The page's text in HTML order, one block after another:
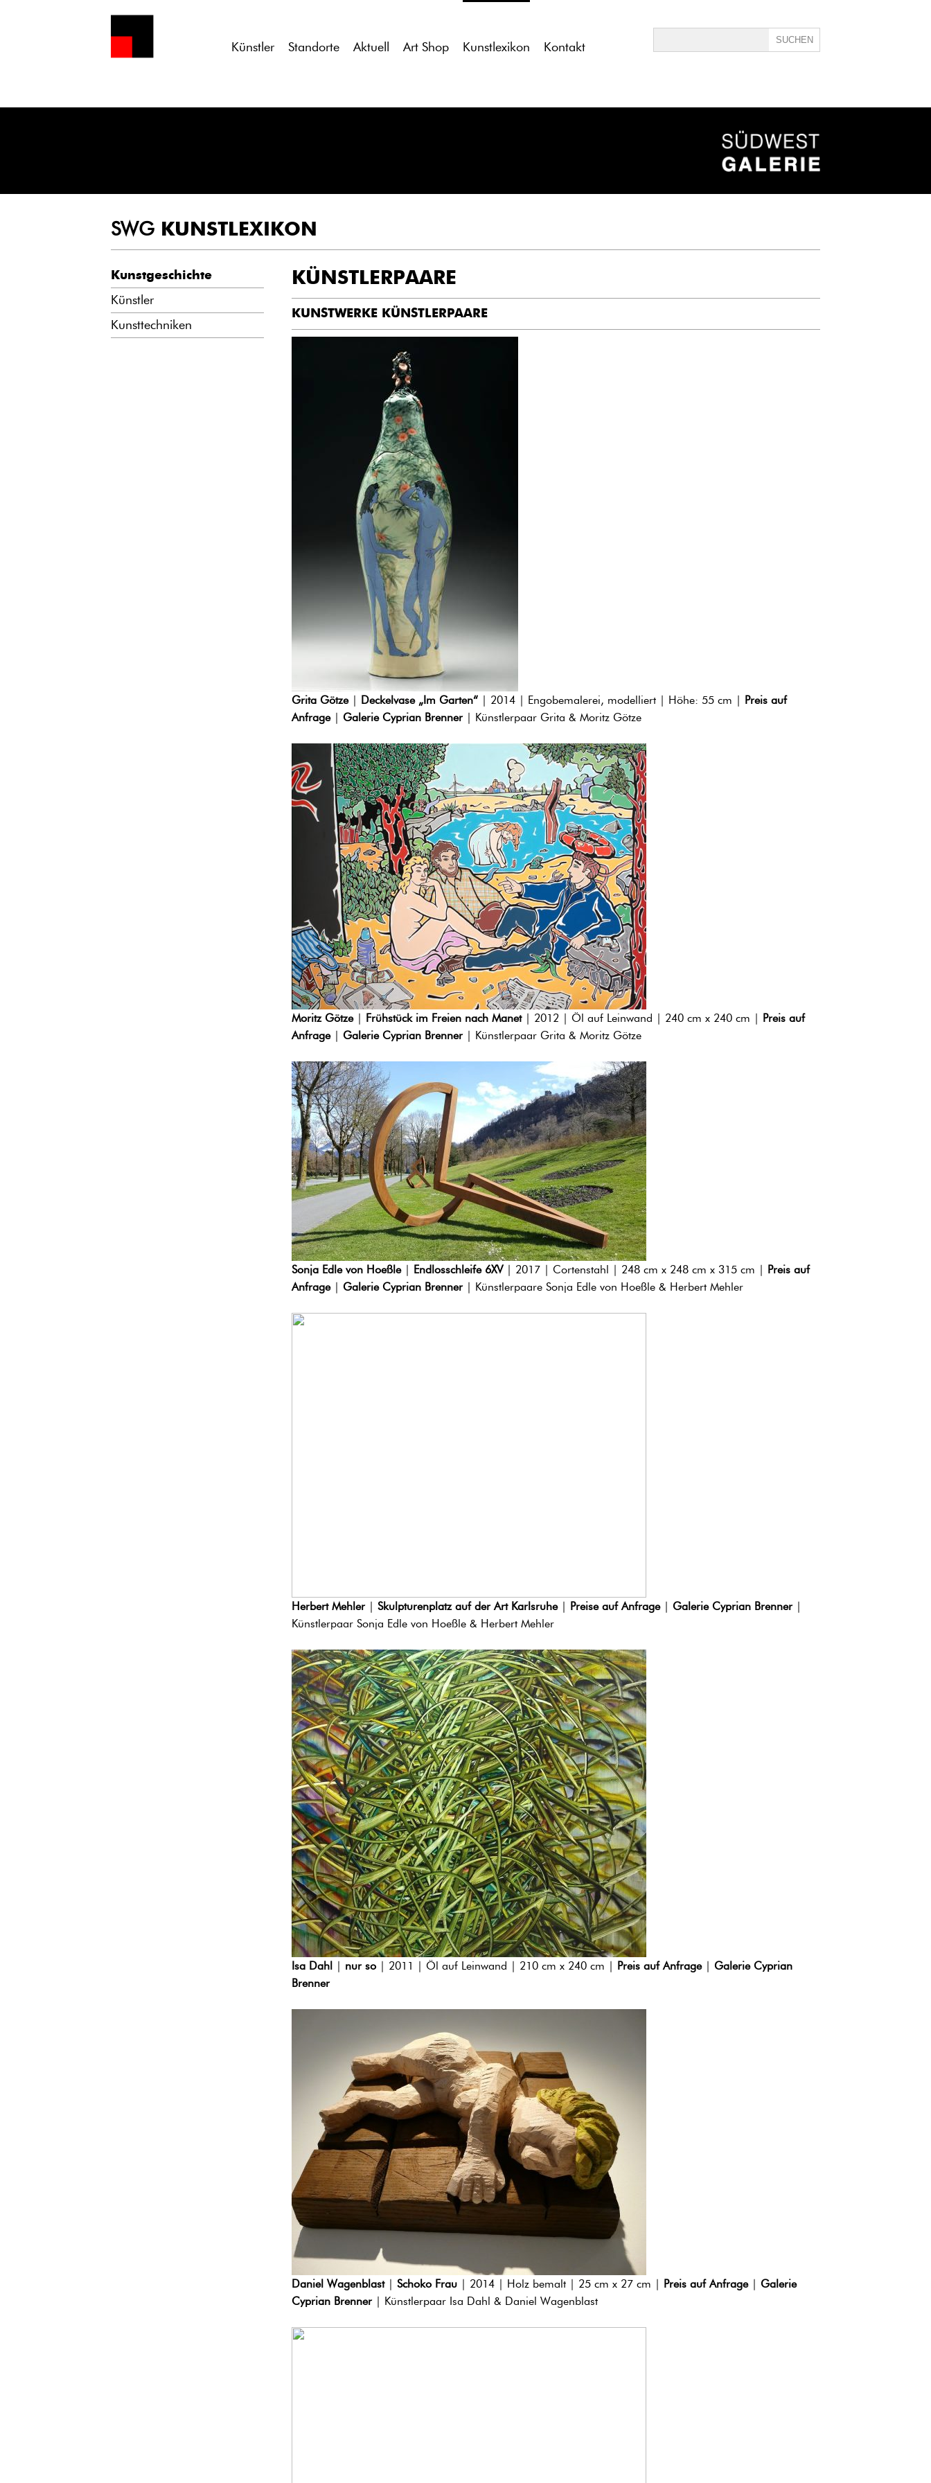
Künstler Standorte Aktuell Art Shop Kunstlexikon Kontakt
SWG KUNSTLEXIKON
Kunstgeschichte
Künstler
Kunsttechniken
KÜNSTLERPAARE
KUNSTWERKE KÜNSTLERPAARE
Grita Götze| Deckelvase „Im Garten“ | 2014 | Engobemalerei, modelliert | Höhe: 55 cm | Preis auf
Anfrage| Galerie Cyprian Brenner| Künstlerpaar Grita & Moritz Götze
Moritz Götze| Frühstück im Freien nach Manet| 2012 | Öl auf Leinwand | 240 cm x 240 cm | Preis auf
Anfrage| Galerie Cyprian Brenner| Künstlerpaar Grita & Moritz Götze
Sonja Edle von Hoeßle| Endlosschleife 6XV| 2017 | Cortenstahl | 248 cm x 248 cm x 315 cm | Preis auf
Anfrage | Galerie Cyprian Brenner| Künstlerpaare Sonja Edle von Hoeßle & Herbert Mehler
Herbert Mehler | Skulpturenplatz auf der Art Karlsruhe| Preise auf Anfrage| Galerie Cyprian Brenner|
Künstlerpaar Sonja Edle von Hoeßle & Herbert Mehler
Isa Dahl | nur so | 2011 | Öl auf Leinwand | 210 cm x 240 cm | Preis auf Anfrage| Galerie Cyprian
Brenner
Daniel Wagenblast| Schoko Frau | 2014 | Holz bemalt | 25 cm x 27 cm | Preis auf Anfrage| Galerie
Cyprian Brenner| Künstlerpaar Isa Dahl & Daniel Wagenblast